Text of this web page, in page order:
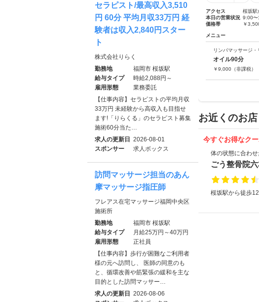
アクセス
桜坂駅
本日の営業状況 9:00
価格帯
￥
メニュー
リンパマッサージ・
オイル90分
￥9,000 （非課税）
お近くのお店
今すぐお得なク
体の状態に合わ
ごう整骨院
桜坂駅から徒歩
セラピスト/最高収入3,510
円 60分 平均月収33万円 経
験者は収入2,840円スター
ト
株式会社りらく
勤務地
福岡市 桜坂駅
給与タイプ
時給2,088円～
雇用形態
業務委託
【仕事内容】セラピストの平均月収
33万円 未経験から高収入も目指せ
ます!「りらくる」のセラピスト募集
施術60分当た…
求人の更新日 2026-08-01
スポンサー
求人ボックス
訪問マッサージ担当のあん
摩マッサージ指圧師
フレアス在宅マッサージ福岡中央区
施術所
勤務地
福岡市 桜坂駅
給与タイプ
月給25万円～40万円
雇用形態
正社員
【仕事内容】歩行が困難なご利用者
様の元へ訪問し、 医師の同意のも
と、循環改善や筋緊張の緩和を主な
目的とした訪問マッサー…
求人の更新日 2026-08-06